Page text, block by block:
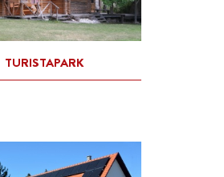
POSTAKOCSI FOGADÓ